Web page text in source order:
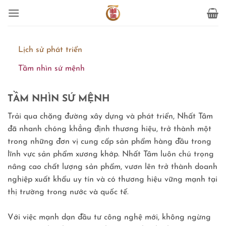
qua
Lịch sử phát triển
Tầm nhìn sứ mệnh
TẦM NHÌN SỨ MỆNH
Trải qua chặng đường xây dựng và phát triển, Nhất Tâm
đã nhanh chóng khẳng định thương hiệu, trở thành một
trong những đơn vị cung cấp sản phẩm hàng đầu trong
lĩnh vực sản phẩm xương khớp. Nhất Tâm luôn chú trọng
nâng cao chất lượng sản phẩm, vươn lên trở thành doanh
nghiệp xuất khẩu uy tín và có thương hiệu vững mạnh tại
thị trường trong nước và quốc tế.
Với việc mạnh dạn đầu tư công nghệ mới, không ngừng